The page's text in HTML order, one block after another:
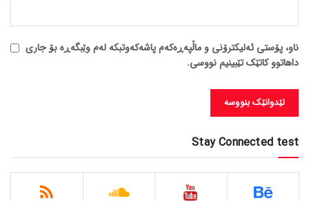
ناو، پۆستی ئەلیکترۆنی و ماڵپەڕەکەم پاشەکەوتبکە لەم وێبگەڕە بۆ جاری
داهاتوو کاتێک تێبینیم نووسی.
Stay Connected test